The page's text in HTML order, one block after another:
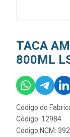
TACA
800ML
Código do
Código: 12984
Código NCM: